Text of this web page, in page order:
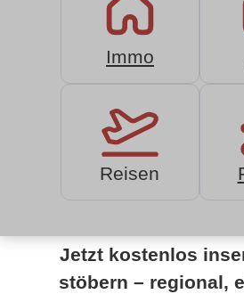
Immo
Reisen
Jetzt kostenlos
stöbern – regional,